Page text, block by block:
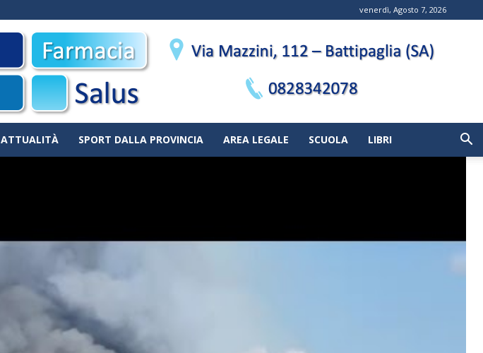
venerdì, Agosto 7, 2026
ATTUALITÀ SPORT DALLA PROVINCIA AREA LEGALE SCUOLA LIBRI